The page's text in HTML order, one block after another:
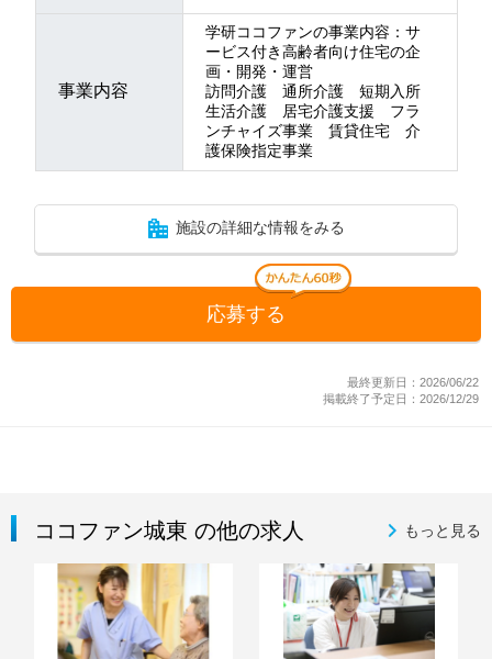
事業内容
学研ココファンの事業内容：サ
ービス付き高齢者向け住宅の企
画・開発・運営
訪問介護 通所介護 短期入所
生活介護 居宅介護支援 フラ
ンチャイズ事業 賃貸住宅 介
護保険指定事業
施設の詳細な情報をみる
応募する
最終更新日：2026/06/22
掲載終了予定日：2026/12/29
ココファン城東 の他の求人 もっと見る